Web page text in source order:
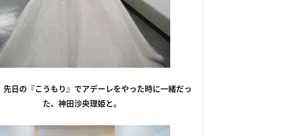
先日の『こうもり』でアデーレをやった時に一緒だっ
た、神田沙央理姫と。